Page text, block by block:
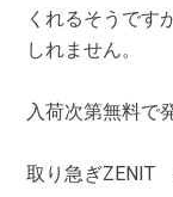
くれるそうです
しれません。
入荷次第無料で
取り急ぎZENIT